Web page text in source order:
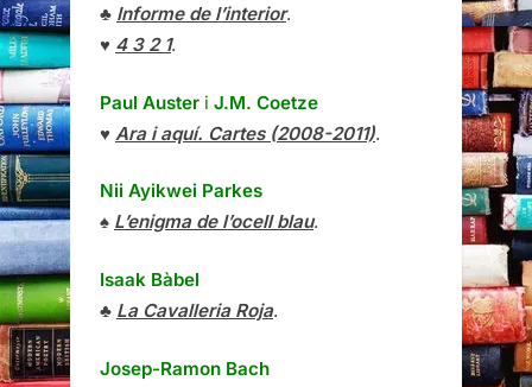
♣ Informe de l’interior.
♥ 4 3 2 1.
Paul Auster i J.M. Coetze
♥ Ara i aquí. Cartes (2008-2011).
Nii Ayikwei Parkes
♠ L’enigma de l’ocell blau.
Isaak Bàbel
♣ La Cavalleria Roja.
Josep-Ramon Bach